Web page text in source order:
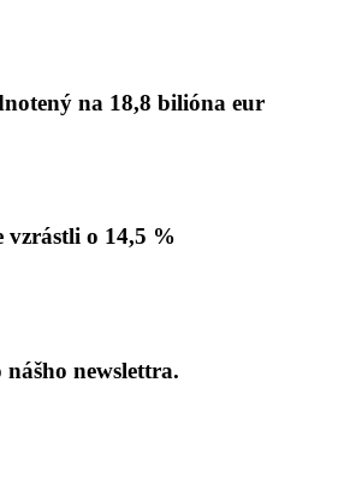
na 18,8 bilióna eur
vzrástli o 14,5 %
newslettra.